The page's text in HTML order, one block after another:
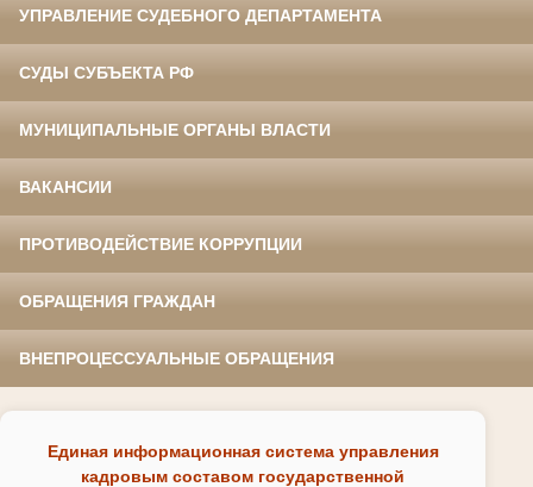
УПРАВЛЕНИЕ СУДЕБНОГО ДЕПАРТАМЕНТА
СУДЫ СУБЪЕКТА РФ
МУНИЦИПАЛЬНЫЕ ОРГАНЫ ВЛАСТИ
ВАКАНСИИ
ПРОТИВОДЕЙСТВИЕ КОРРУПЦИИ
ОБРАЩЕНИЯ ГРАЖДАН
ВНЕПРОЦЕССУАЛЬНЫЕ ОБРАЩЕНИЯ
Единая информационная система управления
кадровым составом государственной